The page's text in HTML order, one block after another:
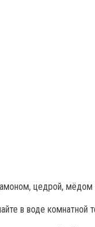
в воде комнатной